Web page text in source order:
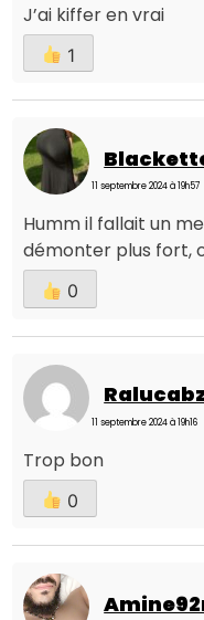
J’ai kiffer en vrai
1
11 septembre 2024 à 19h57
Humm il fallait un
démonter plus fort,
0
11 septembre 2024 à 19h16
Trop bon
0